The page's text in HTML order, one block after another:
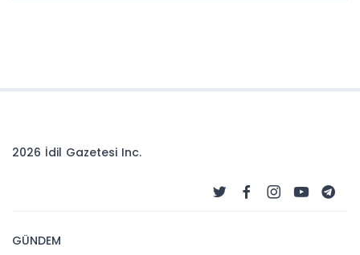
2026 İdil Gazetesi Inc.
GÜNDEM